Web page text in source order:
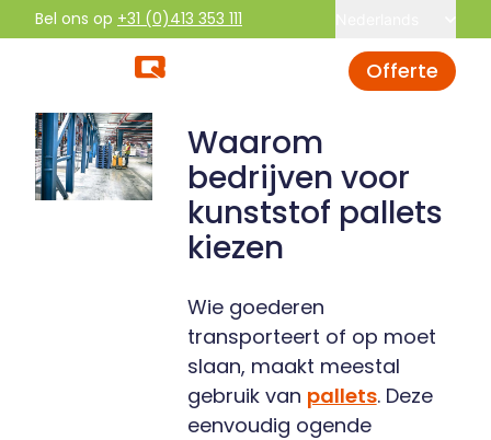
Bel ons op +31 (0)413 353 111
Offerte
Waarom
bedrijven voor
kunststof pallets
kiezen
Wie goederen
transporteert of op moet
slaan, maakt meestal
gebruik van pallets. Deze
eenvoudig ogende